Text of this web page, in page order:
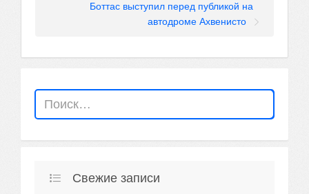
Боттас выступил перед публикой на
автодроме Ахвенисто
Свежие записи